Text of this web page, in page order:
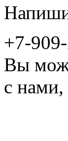
+7-
Вы
с нами,